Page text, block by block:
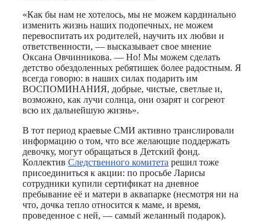
«Как бы нам не хотелось, мы не можем кардинально
изменить жизнь наших подопечных, не можем
перевоспитать их родителей, научить их любви и
ответственности, — высказывает свое мнение
Оксана Овчинникова. — Но! Мы можем сделать
детство обездоленных ребятишек более радостным. Я
всегда говорю: в наших силах подарить им
ВОСПОМИНАНИЯ, добрые, чистые, светлые и,
возможно, как лучи солнца, они озарят и согреют
всю их дальнейшую жизнь».
В тот период краевые СМИ активно транслировали
информацию о том, что все желающие поддержать
девочку, могут обращаться в Детский фонд.
Коллектив Следственного комитета решил тоже
присоединиться к акции: по просьбе Ларисы
сотрудники купили сертификат на дневное
пребывание её и матери в аквапарке (несмотря ни на
что, дочка тепло относится к маме, и время,
проведенное с ней, — самый желанный подарок).